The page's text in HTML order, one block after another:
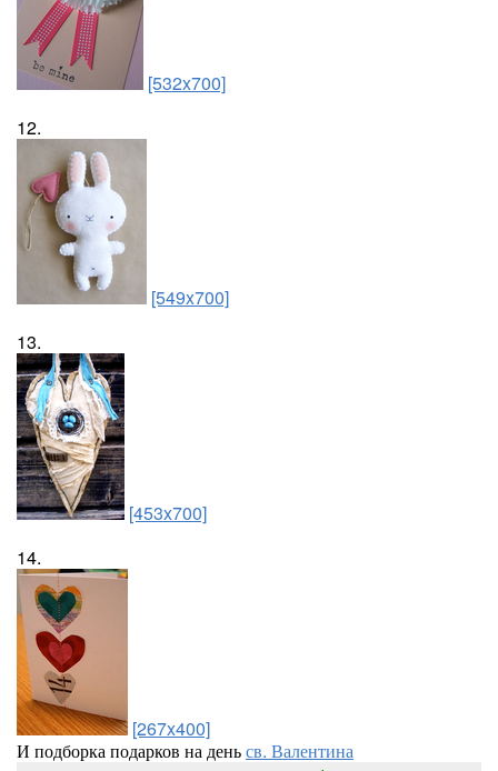
[532x700]
12.
[549x700]
13.
[453x700]
14.
[267x400]
И подборка подарков на деньсв. Валентина